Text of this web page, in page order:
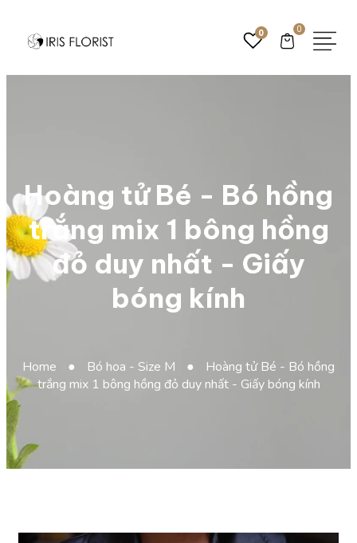
0
0
Hoàng tử Bé - Bó hồng
trắng mix 1 bông hồng
đỏ duy nhất - Giấy
bóng kính
Home ● Bó hoa - Size M ●
Hoàng tử Bé - Bó hồng
trắng mix 1 bông hồng đỏ duy nhất - Giấy bóng kính